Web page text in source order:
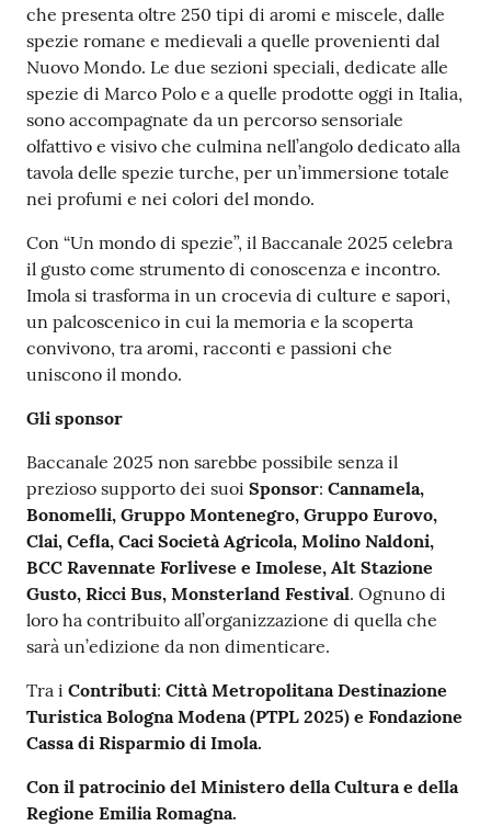
che presenta oltre 250 tipi di aromi e miscele, dalle
spezie romane e medievali a quelle provenienti dal
Nuovo Mondo. Le due sezioni speciali, dedicate alle
spezie di Marco Polo e a quelle prodotte oggi in Italia,
sono accompagnate da un percorso sensoriale
olfattivo e visivo che culmina nell’angolo dedicato alla
tavola delle spezie turche, per un’immersione totale
nei profumi e nei colori del mondo.
Con “Un mondo di spezie”, il Baccanale 2025 celebra
il gusto come strumento di conoscenza e incontro.
Imola si trasforma in un crocevia di culture e sapori,
un palcoscenico in cui la memoria e la scoperta
convivono, tra aromi, racconti e passioni che
uniscono il mondo.
Gli sponsor
Baccanale 2025 non sarebbe possibile senza il
prezioso supporto dei suoi Sponsor: Cannamela,
Bonomelli, Gruppo Montenegro, Gruppo Eurovo,
Clai, Cefla, Caci Società Agricola, Molino Naldoni,
BCC Ravennate Forlivese e Imolese, Alt Stazione
Gusto, Ricci Bus, Monsterland Festival. Ognuno di
loro ha contribuito all’organizzazione di quella che
sarà un’edizione da non dimenticare.
Tra i Contributi: Città Metropolitana Destinazione
Turistica Bologna Modena (PTPL 2025) e Fondazione
Cassa di Risparmio di Imola.
Con il patrocinio del Ministero della Cultura e della
Regione Emilia Romagna.